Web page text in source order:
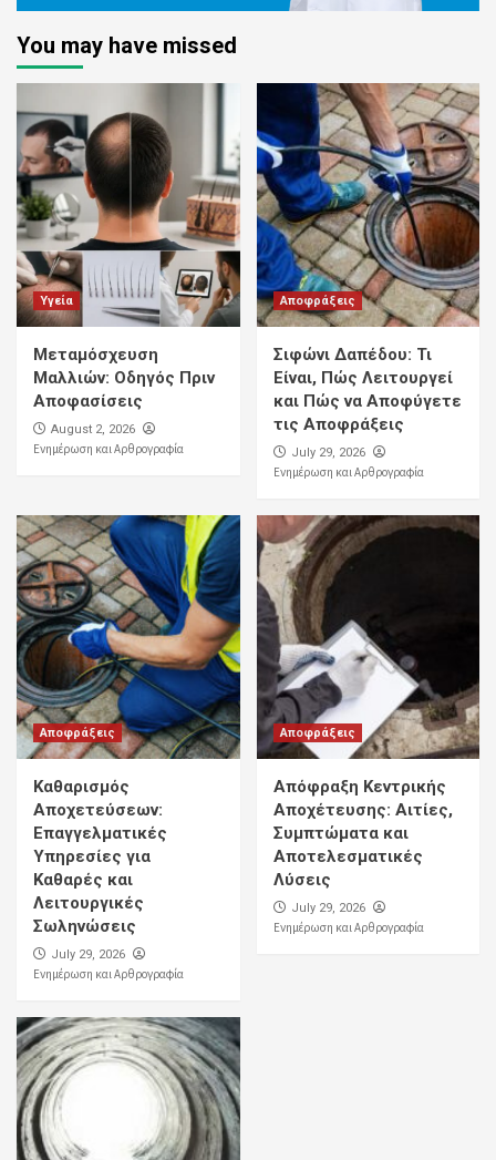
You may have missed
Υγεία
Μεταμόσχευση
Μαλλιών: Οδηγός Πριν
Αποφασίσεις
August 2, 2026
Ενημέρωση και Αρθρογραφία
Αποφράξεις
Σιφώνι Δαπέδου: Τι
Είναι, Πώς Λειτουργεί
και Πώς να Αποφύγετε
τις Αποφράξεις
July 29, 2026
Ενημέρωση και Αρθρογραφία
Αποφράξεις
Καθαρισμός
Αποχετεύσεων:
Επαγγελματικές
Υπηρεσίες για
Καθαρές και
Λειτουργικές
Σωληνώσεις
July 29, 2026
Ενημέρωση και Αρθρογραφία
Αποφράξεις
Απόφραξη Κεντρικής
Αποχέτευσης: Αιτίες,
Συμπτώματα και
Αποτελεσματικές
Λύσεις
July 29, 2026
Ενημέρωση και Αρθρογραφία